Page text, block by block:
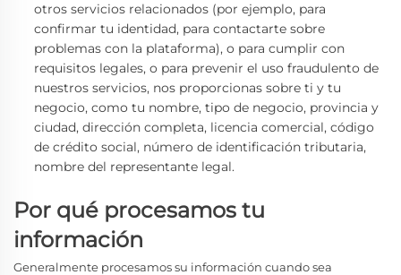
otros servicios relacionados (por ejemplo, para
confirmar tu identidad, para contactarte sobre
problemas con la plataforma), o para cumplir con
requisitos legales, o para prevenir el uso fraudulento de
nuestros servicios, nos proporcionas sobre ti y tu
negocio, como tu nombre, tipo de negocio, provincia y
ciudad, dirección completa, licencia comercial, código
de crédito social, número de identificación tributaria,
nombre del representante legal.
Por qué procesamos tu
información
Generalmente procesamossu información cuando sea